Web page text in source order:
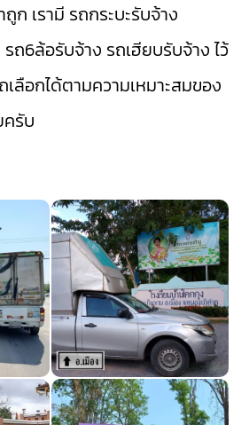
ก เรามี รถกระบะรับจ้าง
รถ6ล้อรับจ้าง รถเฮียบรับจ้างไว้
ลือกได้ตามความเหมาะสมของ
ครับ